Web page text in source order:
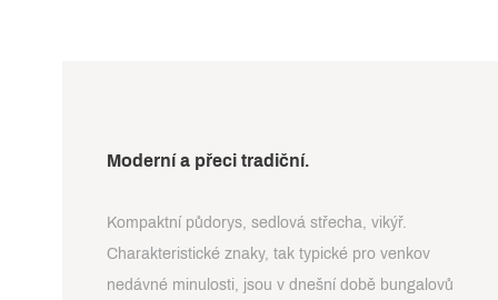
Moderní a přeci tradiční.
Kompaktní půdorys, sedlová střecha, vikýř.
Charakteristické znaky, tak typické pro venkov
nedávné minulosti, jsou v dnešní době bungalovů